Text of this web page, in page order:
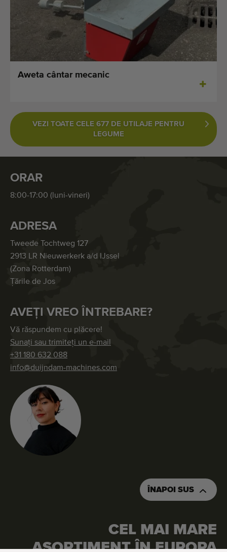
COMANDAȚI ACEASTĂ MAȘINĂ
Aweta cântar mecanic
VEZI TOATE CELE 677 DE UTILAJE PENTRU
LEGUME
ORAR
8:00-17:00 (luni-vineri)
ADRESA
Tweede Tochtweg 127
2913 LR Nieuwerkerk a/d IJssel
(Zona Rotterdam)
Țările de Jos
AVEȚI VREO ÎNTREBARE?
Vă răspundem cu plăcere!
Sunați sau trimiteți un e-mail
+31 180 632 088
info@duijndam-machines.com
ÎNAPOI SUS
CEL MAI MARE
ASORTIMENT ÎN EUROPA